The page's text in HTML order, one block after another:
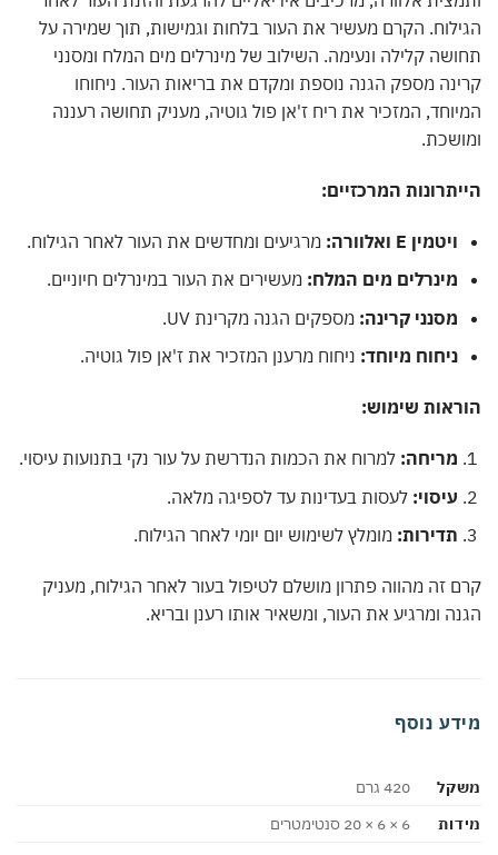
הקרם מעשיר את העור בלחות וגמישות, תוך שמירה על
קלילה ונעימה. השילוב של מינרלים מים המלח ומסנני
מספק הגנה נוספת ומקדם את בריאות העור. ניחוחו
המזכיר את ריח ז'אן פול גוטיה, מעניק תחושה רעננה
המרכזיים:
ויטמין E ואלוורה:
מרגיעים ומחדשים את העור לאחר הגילוח.
מינרלים מים המלח:מעשירים את העור במינרלים חיוניים.
מסנני קרינה:מספקים הגנה מקרינת UV.
ניחוח מיוחד:ניחוח מרענן המזכיר את ז'אן פול גוטיה.
שימוש:
מריחה:למרוח את הכמות הנדרשת על עור נקי בתנועות עיסוי.
עיסוי:לעסות בעדינות עד לספיגה מלאה.
תדירות:מומלץ לשימוש יום יומי לאחר הגילוח.
זה מהווה פתרון מושלם לטיפול בעור לאחר הגילוח, מעניק
ומרגיע את העור, ומשאיר אותו רענן ובריא.
נוסף
420 גרם
6 × 6 × 20 סנטימטרים